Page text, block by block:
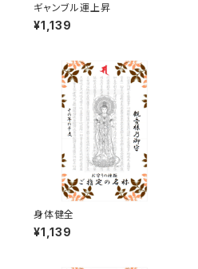
ギャンブル運上昇
¥1,139
身体健全
¥1,139